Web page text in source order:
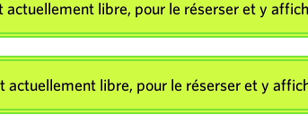
actuellement libre, pour le réserser et y
actuellement libre, pour le réserser et y